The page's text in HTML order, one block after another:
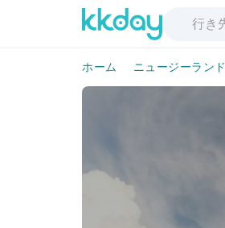
ホーム ニュージーランド